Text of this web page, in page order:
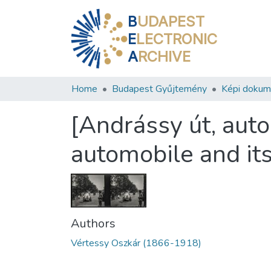
BUDAPEST
ELECTRONIC
ARCHIVE
Home Budapest Gyűjtemény Képi
[Andrássy út,
automobile and
Authors
Vértessy Oszkár (1866-1918)